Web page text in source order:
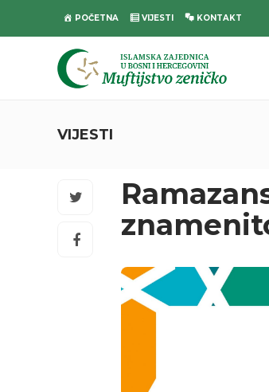
POČETNA VIJESTI KONTAKT
VIJESTI